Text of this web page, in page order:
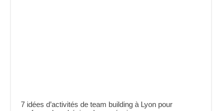
7 idées d’activités de team building à Lyon pour